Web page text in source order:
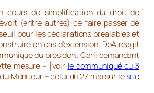
cours de simplification du droit de
(entre autres) de faire passer de
pour les déclarations préalables et
en cas d’extension. DpA réagit
du président Carli demandant
mesure – [voir le communiqué du 3
Moniteur – celui du 27 mai sur lesite